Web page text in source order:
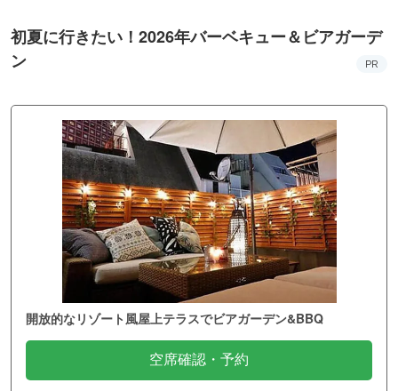
初夏に行きたい！2026年バーベキュー＆ビアガーデ
ン
PR
開放的なリゾート風屋上テラスでビアガーデン&BBQ
空席確認・予約